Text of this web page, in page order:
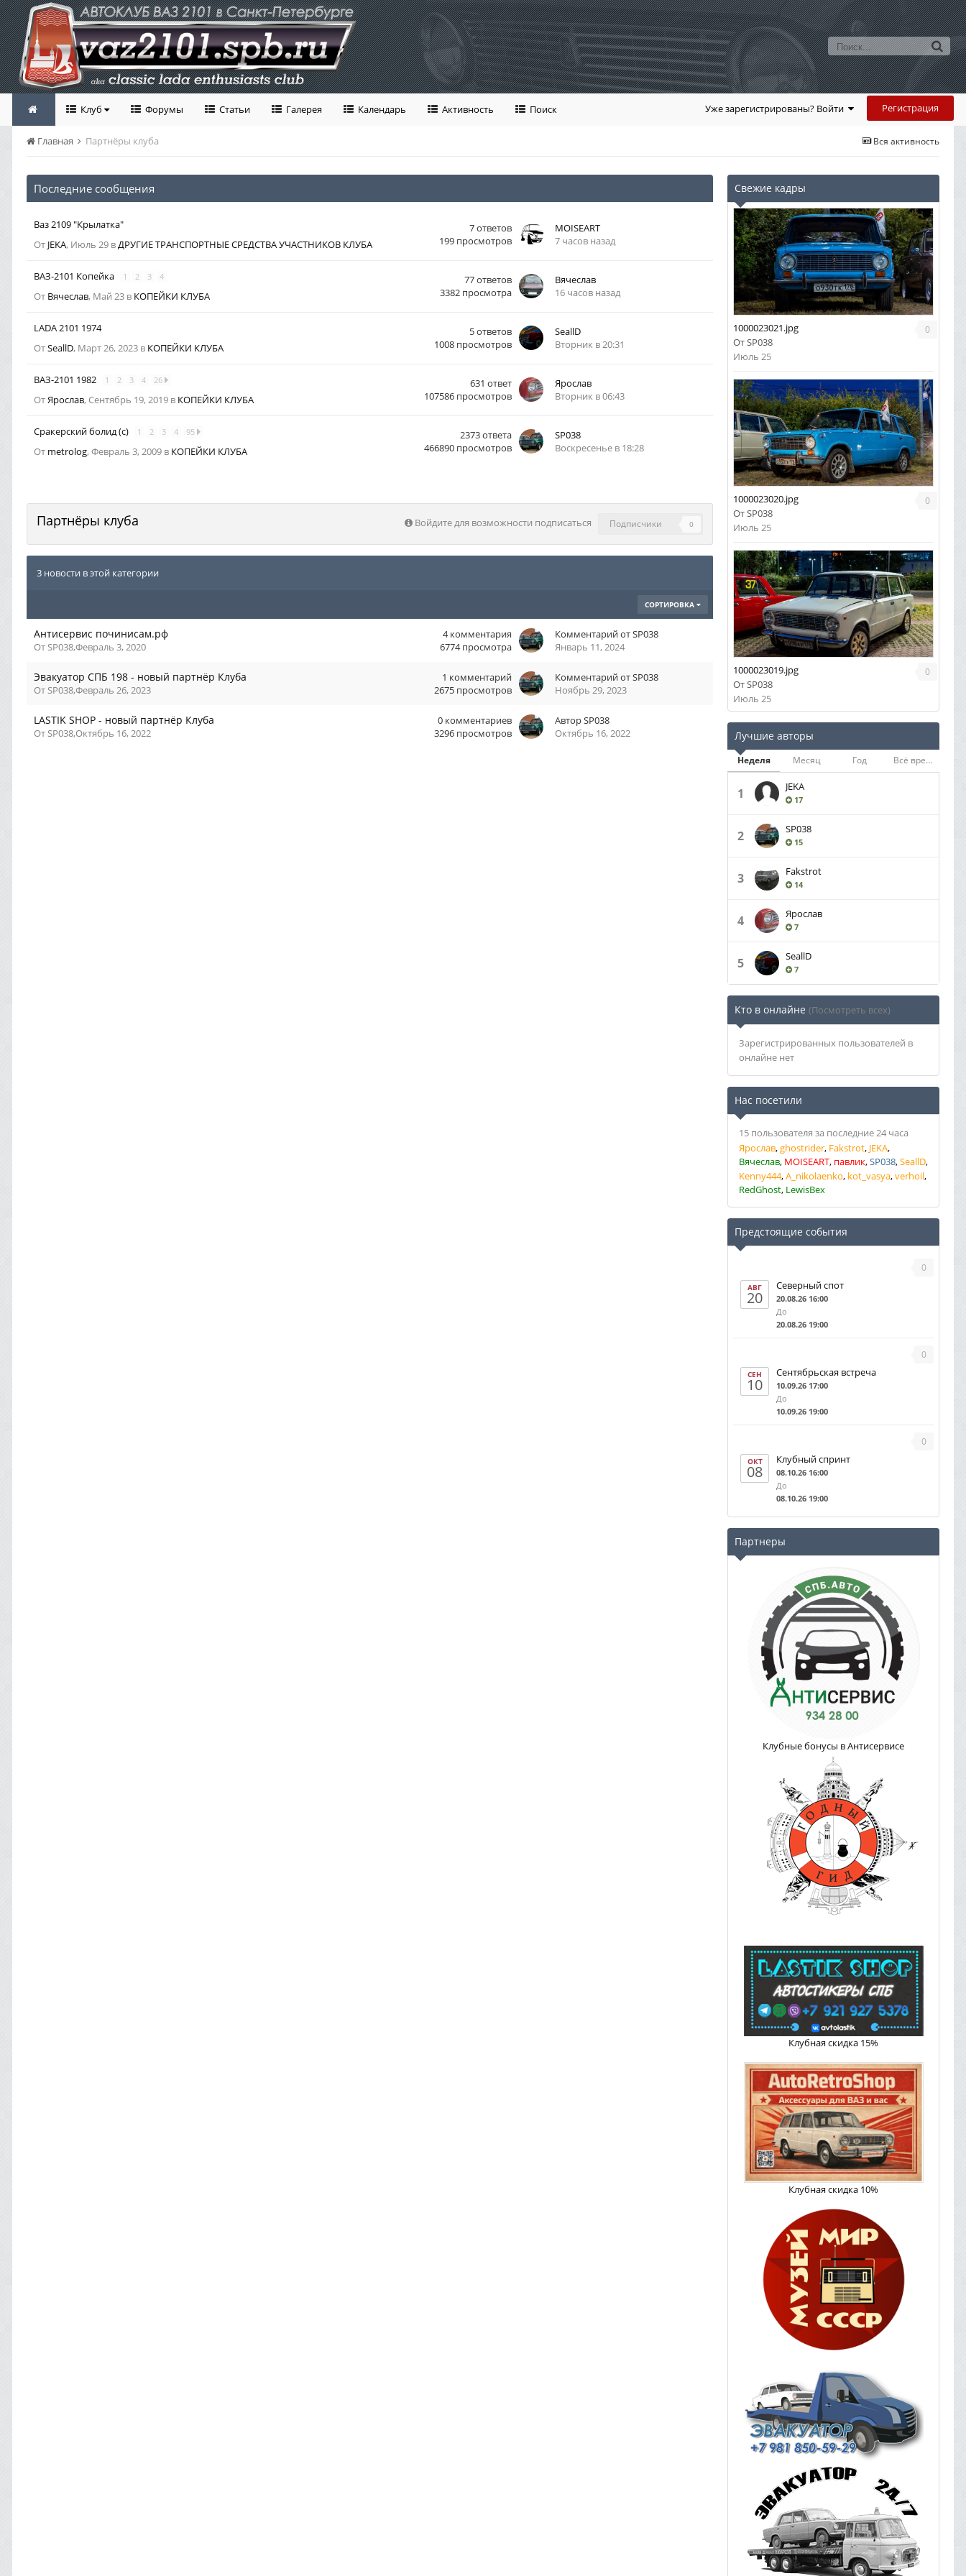
Уже зарегистрированы? Войти Регистрация
Клуб Форумы Статьи Галерея Календарь Активность Поиск
Вся активность
Главная Партнёры клуба
Последние сообщения
Ваз 2109 "Крылатка"
От JEKA, Июль 29 вДРУГИЕ ТРАНСПОРТНЫЕ СРЕДСТВА УЧАСТНИКОВ КЛУБА
7ответов
199 просмотров
MOISEART
7 часов назад
ВАЗ-2101 Копейка 1 2 3 4
От Вячеслав, Май 23 в КОПЕЙКИ КЛУБА
77ответов
3382 просмотра
Вячеслав
16 часов назад
LADA 2101 1974
ОтSeallD, Март 26, 2023 в КОПЕЙКИ КЛУБА
5ответов
1008 просмотров
SeallD
Вторник в 20:31
ВАЗ-2101 1982 1 2 3 4 26
ОтЯрослав, Сентябрь 19, 2019 в КОПЕЙКИ КЛУБА
631 ответ
107586 просмотров
Ярослав
Вторник в 06:43
Сракерский болид (с) 1 2 3 4 95
От metrolog, Февраль 3, 2009 в КОПЕЙКИ КЛУБА
2373ответа
466890 просмотров
SP038
Воскресенье в 18:28
Партнёры клуба Войдите для возможности подписаться Подписчики 0
3 новости в этой категории
СОРТИРОВКА
Антисервис починисам.рф
ОтSP038,Февраль 3, 2020
4 комментария
6774 просмотра
Комментарий отSP038
Январь 11, 2024
Эвакуатор СПБ 198 - новый партнёр Клуба
ОтSP038,Февраль 26, 2023
1 комментарий
2675 просмотров
Комментарий отSP038
Ноябрь 29, 2023
LASTIK SHOP - новый партнёр Клуба
ОтSP038,Октябрь 16, 2022
0 комментариев
3296 просмотров
АвторSP038
Октябрь 16, 2022
Свежие кадры
0
1000023021.jpg
ОтSP038
Июль 25
0
1000023020.jpg
ОтSP038
Июль 25
0
1000023019.jpg
ОтSP038
Июль 25
Лучшие авторы
Неделя Месяц Год Всё время
1 JEKA
17
2 SP038
15
3 Fakstrot
14
4 Ярослав
7
5 SeallD
7
Кто в онлайне (Посмотреть всех)
Зарегистрированных пользователей в
онлайне нет
Нас посетили
15 пользователя за последние 24 часа
Ярослав ghostrider Fakstrot JEKA
Вячеслав MOISEART павлик SP038 SeallD
Kenny444 A_nikolaenko kot_vasya verhoil
RedGhost LewisBex
Предстоящие события
АВГ
20
0
Северный спот
20.08.26 16:00
До
20.08.26 19:00
СЕН
10
0
Сентябрьская встреча
10.09.26 17:00
До
10.09.26 19:00
ОКТ
08
0
Клубный спринт
08.10.26 16:00
До
08.10.26 19:00
Партнеры
Клубные бонусы в Антисервисе
Клубная скидка 15%
Клубная скидка 10%